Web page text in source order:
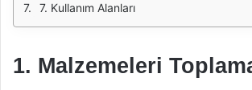
7. Kullanım Alanları
1. Malzemeleri